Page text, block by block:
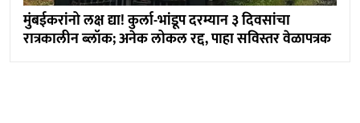
मुंबईकरांनो लक्ष द्या! कुर्ला-भांडूप दरम्यान ३ दिवसांचा
रात्रकालीन ब्लॉक; अनेक लोकल रद्द, पाहा सविस्तर वेळापत्रक